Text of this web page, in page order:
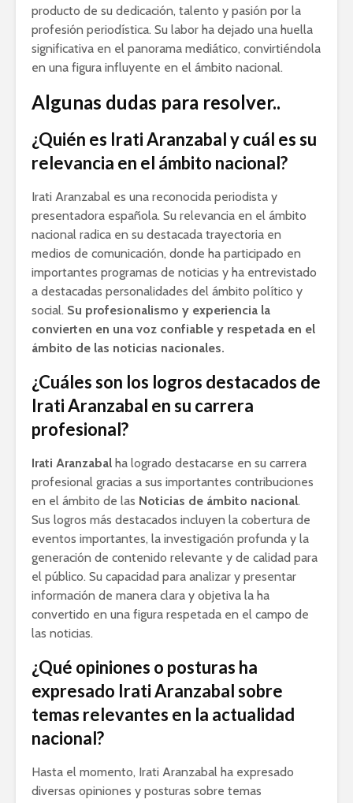
producto de su dedicación, talento y pasión por la
profesión periodística. Su labor ha dejado una huella
significativa en el panorama mediático, convirtiéndola
en una figura influyente en el ámbito nacional.
Algunas dudas para resolver..
¿Quién es Irati Aranzabal y cuál es su
relevancia en el ámbito nacional?
Irati Aranzabal es una reconocida periodista y
presentadora española. Su relevancia en el ámbito
nacional radica en su destacada trayectoria en
medios de comunicación, donde ha participado en
importantes programas de noticias y ha entrevistado
a destacadas personalidades del ámbito político y
social. Su profesionalismo y experiencia la
convierten en una voz confiable y respetada en el
ámbito de las noticias nacionales.
¿Cuáles son los logros destacados de
Irati Aranzabal en su carrera
profesional?
Irati Aranzabal ha logrado destacarse en su carrera
profesional gracias a sus importantes contribuciones
en el ámbito de las Noticias de ámbito nacional.
Sus logros más destacados incluyen la cobertura de
eventos importantes, la investigación profunda y la
generación de contenido relevante y de calidad para
el público. Su capacidad para analizar y presentar
información de manera clara y objetiva la ha
convertido en una figura respetada en el campo de
las noticias.
¿Qué opiniones o posturas ha
expresado Irati Aranzabal sobre
temas relevantes en la actualidad
nacional?
Hasta el momento, Irati Aranzabal ha expresado
diversas opiniones y posturas sobre temas